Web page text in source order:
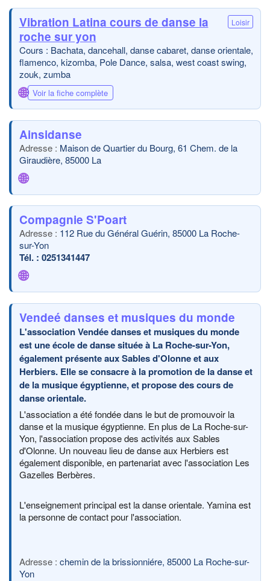
Vibration Latina cours de danse la
roche sur yon
Loisir
Cours : Bachata, dancehall, danse cabaret, danse orientale,
flamenco, kizomba, Pole Dance, salsa, west coast swing,
zouk, zumba
🌐 Voir la fiche complète
Ainsidanse
Maison de Quartier du Bourg, 61 Chem. de la
Giraudière, 85000 La
🌐
Compagnie S'Poart
112 Rue du Général Guérin, 85000 La Roche-
sur-Yon
0251341447
🌐
Vendeé danses et musiques du monde
L'association Vendée danses et musiques du monde
est une école de danse située à La Roche-sur-Yon,
également présente aux Sables d'Olonne et aux
Herbiers. Elle se consacre à la promotion de la danse et
de la musique égyptienne, et propose des cours de
danse orientale.
L'association a été fondée dans le but de promouvoir la
danse et la musique égyptienne. En plus de La Roche-sur-
Yon, l'association propose des activités aux Sables
d'Olonne. Un nouveau lieu de danse aux Herbiers est
également disponible, en partenariat avec l'association Les
Gazelles Berbères.
L'enseignement principal est la danse orientale. Yamina est
la personne de contact pour l'association.
chemin de la brissionniére, 85000 La Roche-sur-
Yon